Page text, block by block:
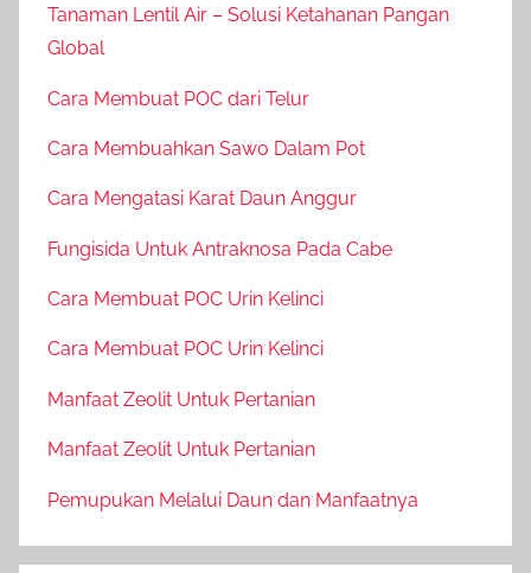
Tanaman Lentil Air – Solusi Ketahanan Pangan
Global
Cara Membuat POC dari Telur
Cara Membuahkan Sawo Dalam Pot
Cara Mengatasi Karat Daun Anggur
Fungisida Untuk Antraknosa Pada Cabe
Cara Membuat POC Urin Kelinci
Cara Membuat POC Urin Kelinci
Manfaat Zeolit Untuk Pertanian
Manfaat Zeolit Untuk Pertanian
Pemupukan Melalui Daun dan Manfaatnya